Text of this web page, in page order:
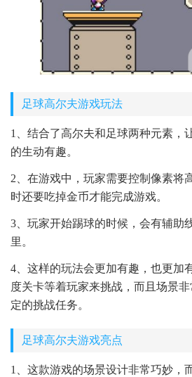
足球高尔夫游戏玩法
1、结合了高尔夫和足球两种元素，
的生动有趣。
2、在游戏中，玩家需要控制像素将
时还要吃掉金币才能完成游戏。
3、玩家开始踢球的时候，会有辅助
里。
4、这样的玩法会更加有趣，也更加
度关卡等着玩家来挑战，而且场景
定的挑战任务。
足球高尔夫游戏亮点
1、这款游戏的场景设计非常巧妙，